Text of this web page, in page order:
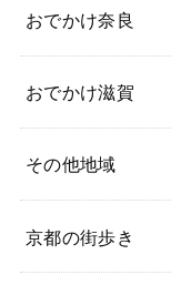
おでかけ奈良
おでかけ滋賀
その他地域
京都の街歩き